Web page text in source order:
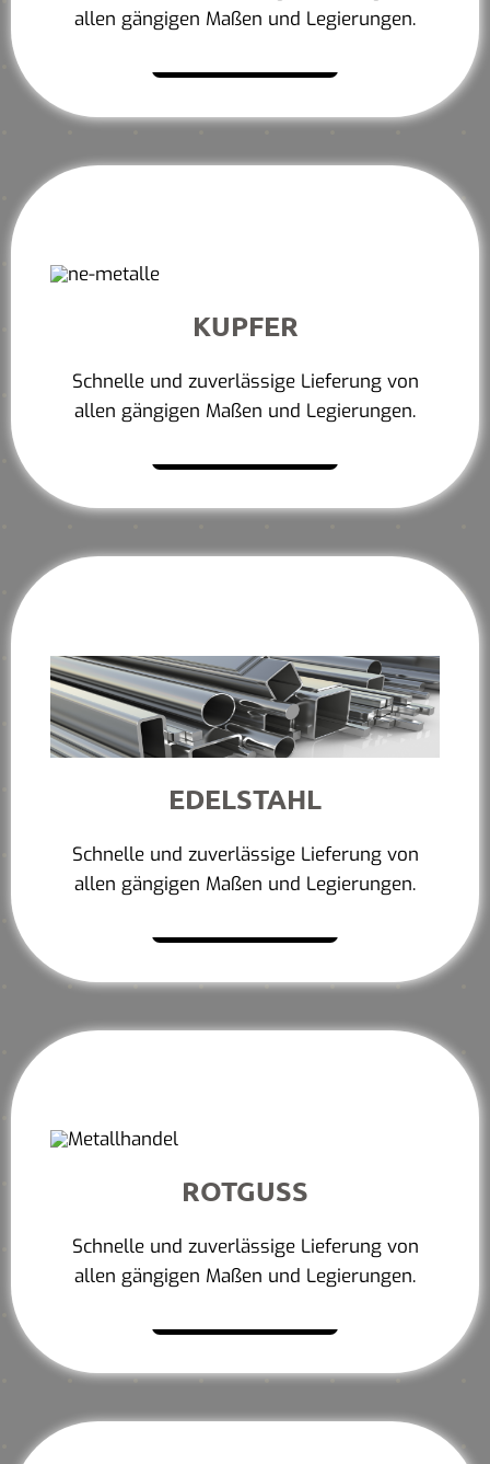
allen gängigen Maßen und Legierungen.
KUPFER
Schnelle und zuverlässige Lieferung von
allen gängigen Maßen und Legierungen.
EDELSTAHL
Schnelle und zuverlässige Lieferung von
allen gängigen Maßen und Legierungen.
ROTGUSS
Schnelle und zuverlässige Lieferung von
allen gängigen Maßen und Legierungen.